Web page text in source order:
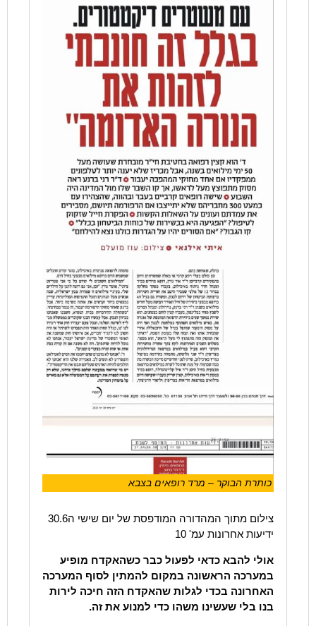
כותרת הבוקר – מרד רופאים בצבא
צילום מתוך המהדורה המודפסת של יום שישי ה30.6
ידיעות אחרונות עמ' 10
אולי להבא כדאי לפעול כבר כשהאקדח מופיע
במערכה הראשונה במקום להמתין לסוף המערכה
האחרונה בכדי לגלות שהאקדח הזה חיכה לירות
בנו בלי שעשינו משהו כדי למנוע את זה.